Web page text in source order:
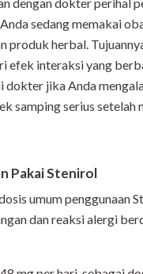
sedang memakai
produk herbal.
efek interaksi yang
dokter jika Anda
samping serius setelah
Pakai Stenirol
umum penggunaan
dan reaksi alergi